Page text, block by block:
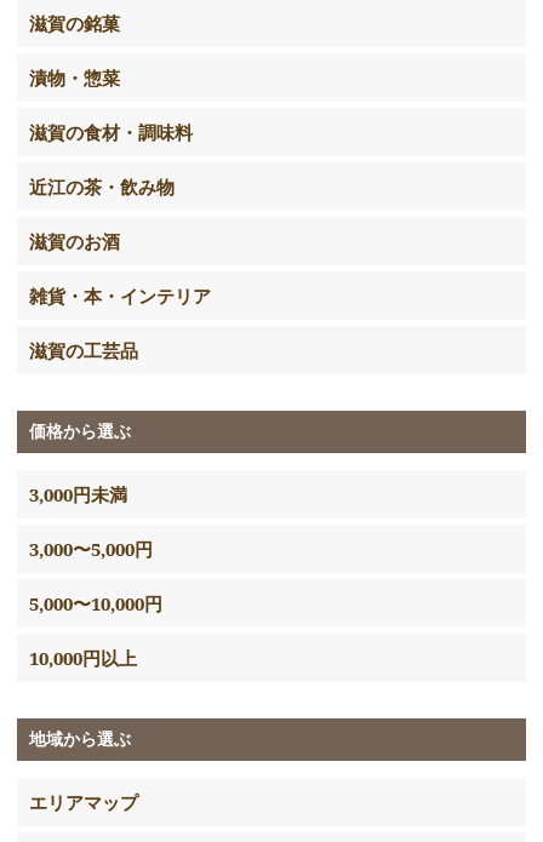
滋賀の銘菓
漬物・惣菜
滋賀の食材・調味料
近江の茶・飲み物
滋賀のお酒
雑貨・本・インテリア
滋賀の工芸品
価格から選ぶ
3,000円未満
3,000〜5,000円
5,000〜10,000円
10,000円以上
地域から選ぶ
エリアマップ